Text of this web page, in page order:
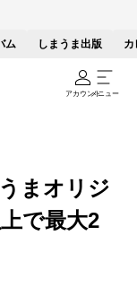
ム しまうま出版 カ
アカウントメニュー
まオリジ
で最大2